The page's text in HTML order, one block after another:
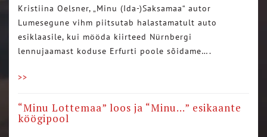
Kristiina Oelsner, „Minu (Ida-)Saksamaa“ autor
Lumesegune vihm piitsutab halastamatult auto
esiklaasile, kui mööda kiirteed Nürnbergi
lennujaamast koduse Erfurti poole sõidame….
>>
“Minu Lottemaa” loos ja “Minu…” esikaante
köögipool